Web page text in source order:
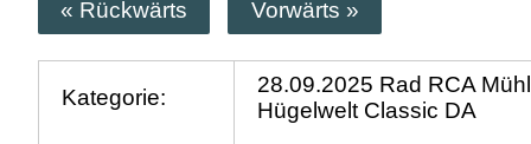
« Rückwärts Vorwärts »
Kategorie:
28.09.2025 Rad RCA
Hügelwelt Classic DA